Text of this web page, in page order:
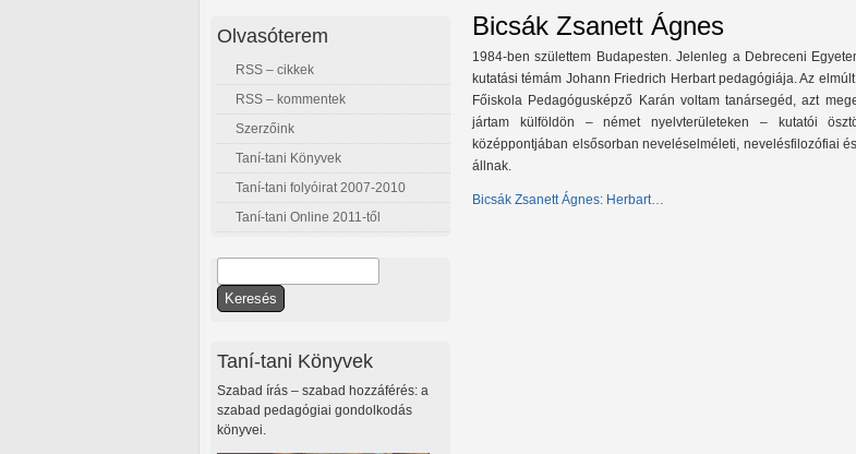
Bicsák Zsanett Ágnes
1984-ben születtem Budapesten. Jelenleg a Debreceni
kutatási témám Johann Friedrich Herbart pedagógiája. Az
Főiskola Pedagógusképző Karán voltam tanársegéd, azt
jártam külföldön – német nyelvterületeken – kutatói
középpontjában elsősorban neveléselméleti, nevelésfilozófiai
állnak.
Bicsák Zsanett Ágnes: Herbart…
Olvasóterem
RSS – cikkek
RSS – kommentek
Szerzőink
Taní-tani Könyvek
Taní-tani folyóirat 2007-2010
Taní-tani Online 2011-től
Keresés űrlap
Taní-tani Könyvek
Szabad írás – szabad hozzáférés: a
szabad pedagógiai gondolkodás
könyvei.